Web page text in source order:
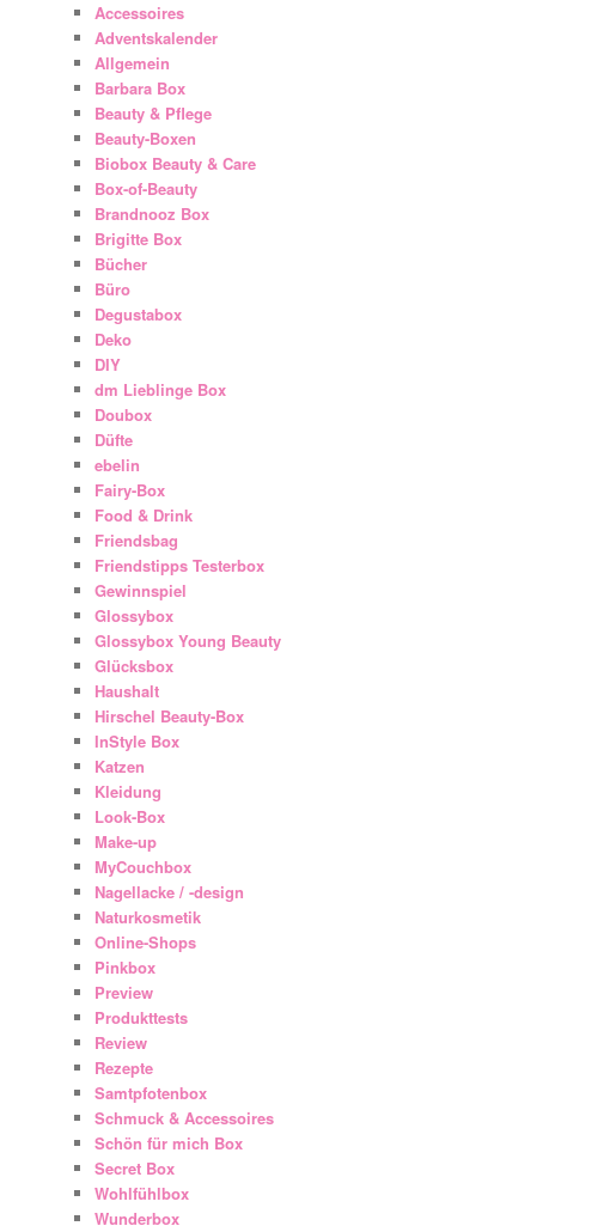
Accessoires
Adventskalender
Allgemein
Barbara Box
Beauty & Pflege
Beauty-Boxen
Biobox Beauty & Care
Box-of-Beauty
Brandnooz Box
Brigitte Box
Bücher
Büro
Degustabox
Deko
DIY
dm Lieblinge Box
Doubox
Düfte
ebelin
Fairy-Box
Food & Drink
Friendsbag
Friendstipps Testerbox
Gewinnspiel
Glossybox
Glossybox Young Beauty
Glücksbox
Haushalt
Hirschel Beauty-Box
InStyle Box
Katzen
Kleidung
Look-Box
Make-up
MyCouchbox
Nagellacke / -design
Naturkosmetik
Online-Shops
Pinkbox
Preview
Produkttests
Review
Rezepte
Samtpfotenbox
Schmuck & Accessoires
Schön für mich Box
Secret Box
Wohlfühlbox
Wunderbox